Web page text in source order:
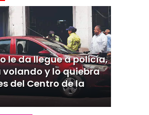
le da llegue a policía,
volando y lo quiebra
del Centro de la